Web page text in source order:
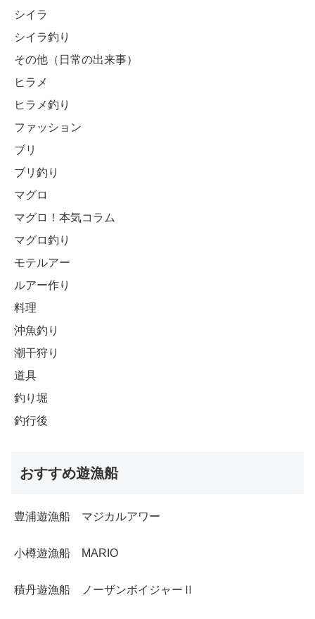
シイラ
シイラ釣り
その他（日常の出来事）
ヒラメ
ヒラメ釣り
ファッション
ブリ
ブリ釣り
マグロ
マグロ！本気コラム
マグロ釣り
モテルアー
ルアー作り
料理
沖魚釣り
潮干狩り
道具
釣り堀
釣行後
おすすめ遊漁船
豊浦遊漁船 マジカルアワー
小樽遊漁船 MARIO
積丹遊漁船 ノーザンボイジャーⅡ